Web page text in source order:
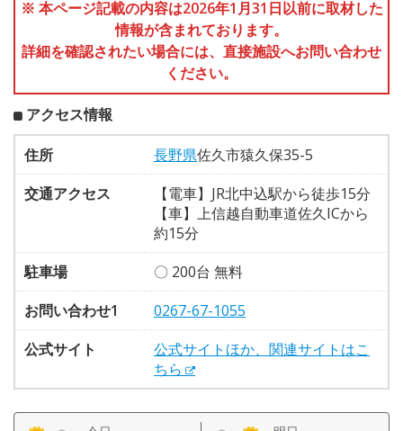
※ 本ページ記載の内容は2026年1月31日以前に取材した
情報が含まれております。
詳細を確認されたい場合には、直接施設へお問い合わせ
ください。
アクセス情報
住所 長野県佐久市猿久保35-5
交通アクセス
【電車】JR北中込駅から徒歩15分
【車】上信越自動車道佐久ICから
約15分
駐車場
〇 200台 無料
お問い合わせ1
0267-67-1055
公式サイト
公式サイトほか、関連サイトはこ
ちら